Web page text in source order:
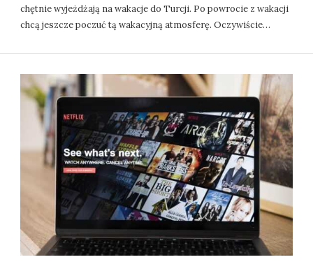
chętnie wyjeżdżają na wakacje do Turcji. Po powrocie z wakacji
chcą jeszcze poczuć tą wakacyjną atmosferę. Oczywiście…